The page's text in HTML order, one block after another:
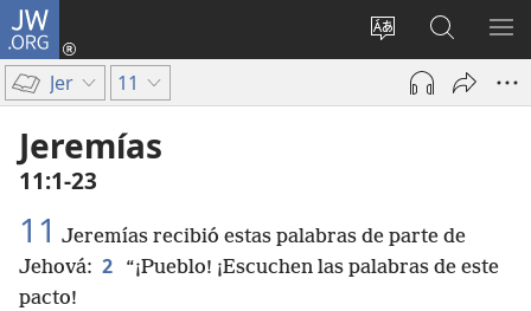
JW.ORG
Cambiar
idioma
del sitio
Iniciar
sesión
en
jw.org
Jer 11
Jeremías
11:1-23
11 Jeremías recibió estas palabras de parte de
Jehová: 2
“¡Pueblo! ¡Escuchen las palabras de este
pacto!